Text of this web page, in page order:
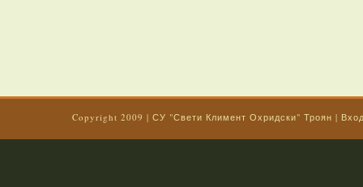
Copyright 2009 | СУ "Свети Климент Охридски" Троян |